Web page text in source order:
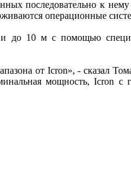
последовательно к
операционные
до 10 м с помощью
от Icron», - сказал
мощность, Icron с